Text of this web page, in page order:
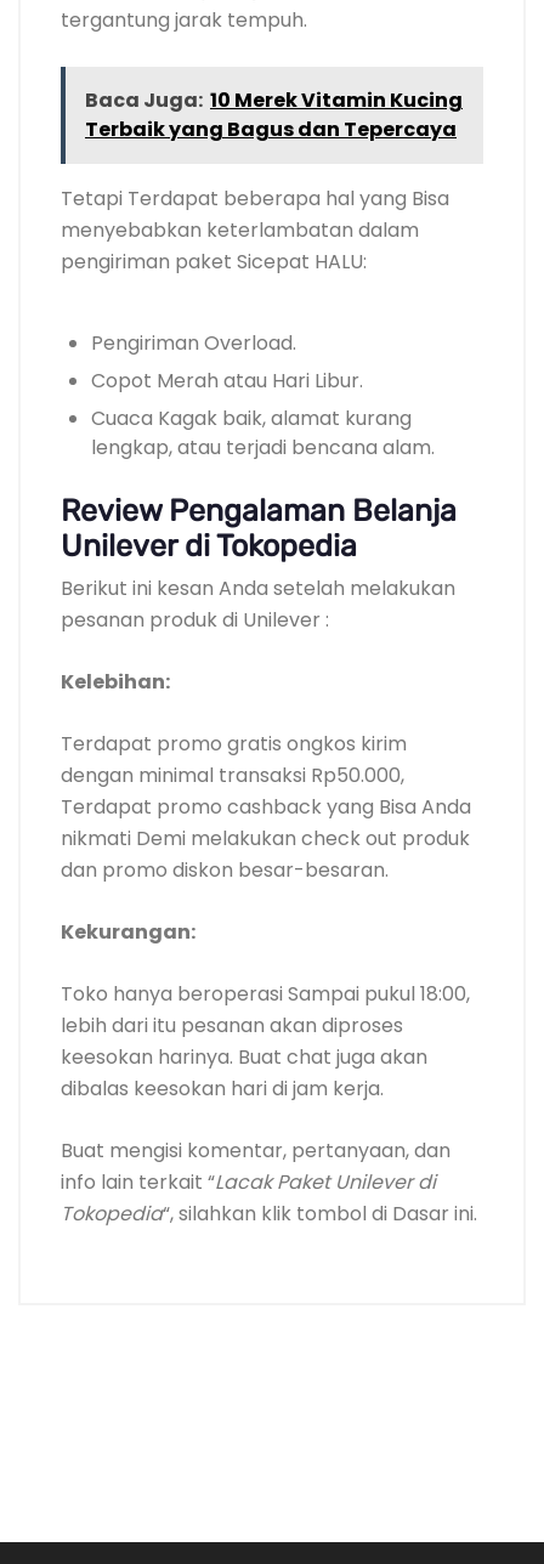
tergantung jarak tempuh.
Baca Juga: 10 Merek Vitamin Kucing
Terbaik yang Bagus dan Tepercaya
Tetapi Terdapat beberapa hal yang Bisa
menyebabkan keterlambatan dalam
pengiriman paket Sicepat HALU:
Pengiriman Overload.
Copot Merah atau Hari Libur.
Cuaca Kagak baik, alamat kurang
lengkap, atau terjadi bencana alam.
Review Pengalaman Belanja
Unilever di Tokopedia
Berikut ini kesan Anda setelah melakukan
pesanan produk di Unilever :
Kelebihan:
Terdapat promo gratis ongkos kirim
dengan minimal transaksi Rp50.000,
Terdapat promo cashback yang Bisa Anda
nikmati Demi melakukan check out produk
dan promo diskon besar-besaran.
Kekurangan:
Toko hanya beroperasi Sampai pukul 18:00,
lebih dari itu pesanan akan diproses
keesokan harinya. Buat chat juga akan
dibalas keesokan hari di jam kerja.
Buat mengisi komentar, pertanyaan, dan
info lain terkait “Lacak Paket Unilever di
Tokopedia“, silahkan klik tombol di Dasar ini.